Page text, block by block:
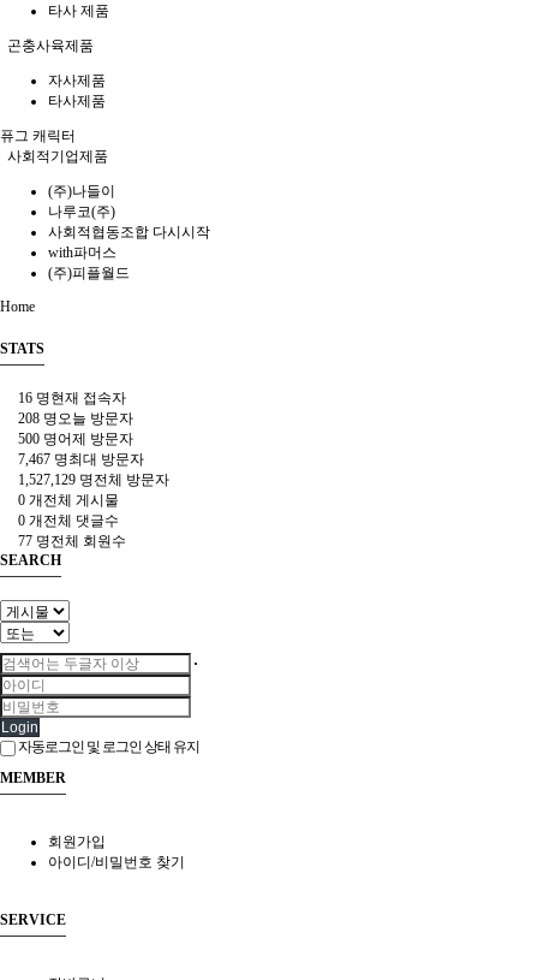
타사 제품
곤충사육제품
자사제품
타사제품
퓨그 캐릭터
사회적기업제품
(주)나들이
나루코(주)
사회적협동조합 다시시작
with파머스
(주)피플월드
Home
STATS
16 명현재 접속자
208 명오늘 방문자
500 명어제 방문자
7,467 명최대 방문자
1,527,129 명전체 방문자
0 개전체 게시물
0 개전체 댓글수
77 명전체 회원수
SEARCH
Login
자동로그인 및 로그인 상태 유지
MEMBER
회원가입
아이디/비밀번호 찾기
SERVICE